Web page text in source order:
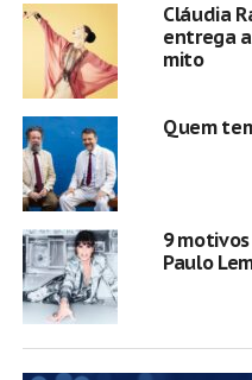
Cláudia
entrega
mito
Quem
9
Paulo